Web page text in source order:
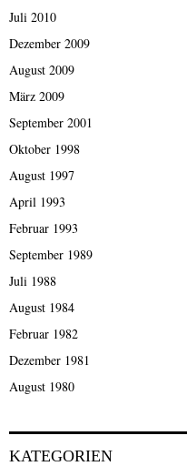
Juli 2010
Dezember 2009
August 2009
März 2009
September 2001
Oktober 1998
August 1997
April 1993
Februar 1993
September 1989
Juli 1988
August 1984
Februar 1982
Dezember 1981
August 1980
KATEGORIEN